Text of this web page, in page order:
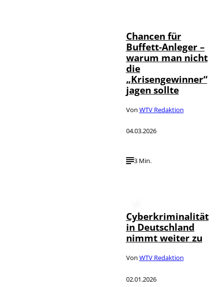
Chancen für
Buffett-Anleger –
warum man nicht
die
„Krisengewinner“
jagen sollte
Von WTV Redaktion
04.03.2026
3 Min.
Cyberkriminalität
in Deutschland
nimmt weiter zu
Von WTV Redaktion
02.01.2026